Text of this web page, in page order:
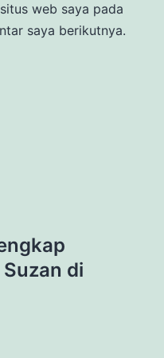
web saya pada
saya berikutnya.
di